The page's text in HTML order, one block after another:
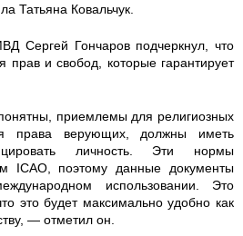
Татьяна Ковальчук.
Сергей Гончаров подчеркнул, что
и свобод, которые гарантирует
приемлемы для религиозных
права верующих, должны иметь
личность. Эти нормы
ICAO, поэтому данные документы
использовании. Это
это будет максимально удобно как
— отметил он.